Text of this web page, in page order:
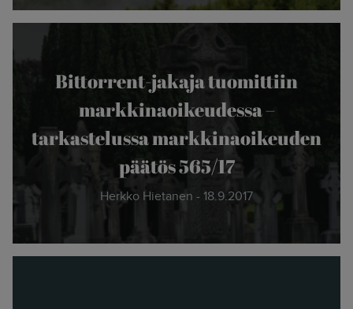
Bittorrent-jakaja tuomittiin
markkinaoikeudessa –
tarkastelussa markkinaoikeuden
päätös 565/17
Herkko Hietanen - 18.9.2017